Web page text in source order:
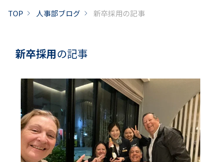
TOP 人事部ブログ 新卒採用の記事
新卒採用の記事